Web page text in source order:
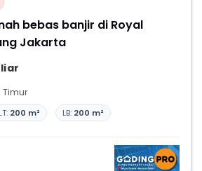
bebas banjir di Royal
Jakarta
Timur
LT: 200 m² LB: 200 m²